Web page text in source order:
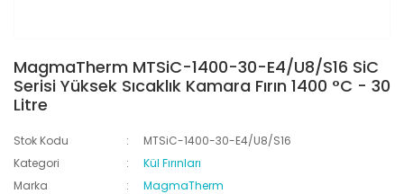
MagmaTherm MTSiC-1400-30-E4/U8/S16 SiC
Serisi Yüksek Sıcaklık Kamara Fırın 1400 °C - 30
Litre
Stok Kodu
MTSiC-1400-30-E4/U8/S16
Kategori
Kül Fırınları
Marka
MagmaTherm